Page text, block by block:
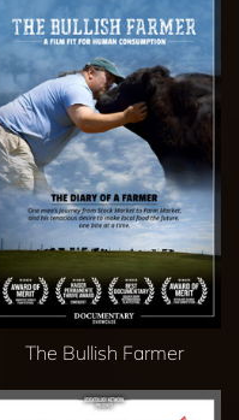
The Bullish Farmer